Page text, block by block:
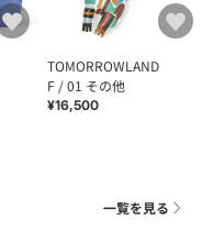
TOMORROWLAND
F / 01 その他
¥16,500
一覧を見る